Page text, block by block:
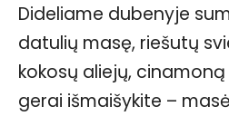
Dideliame dubenyje
datulių masę, riešutų
kokosų aliejų, cinamoną
gerai išmaišykite –